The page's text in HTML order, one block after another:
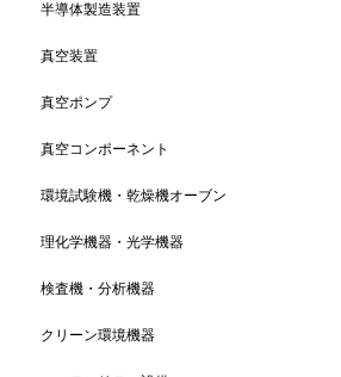
半導体製造装置
真空装置
真空ポンプ
真空コンポーネント
環境試験機・乾燥機オーブン
理化学機器・光学機器
検査機・分析機器
クリーン環境機器